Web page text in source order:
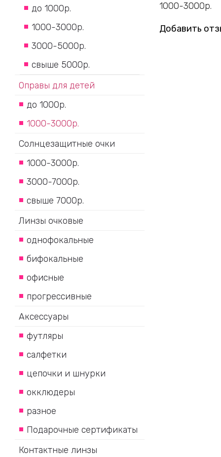
1000-3000р.
Добавить
до 1000р.
1000-3000р.
3000-5000р.
свыше 5000р.
Оправы для детей
до 1000р.
1000-3000р.
Солнцезащитные очки
1000-3000р.
3000-7000р.
свыше 7000р.
Линзы очковые
однофокальные
бифокальные
офисные
прогрессивные
Аксессуары
футляры
салфетки
цепочки и шнурки
окклюдеры
разное
Подарочные сертификаты
Контактные линзы